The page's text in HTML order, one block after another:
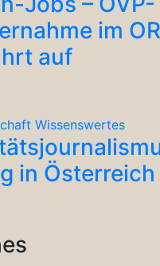
im
auf
Wissenswertes
in Österreich